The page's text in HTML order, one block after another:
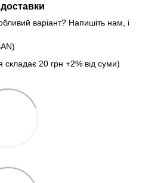
варіант? Напишіть нам, і
складає 20 грн +2% від суми)